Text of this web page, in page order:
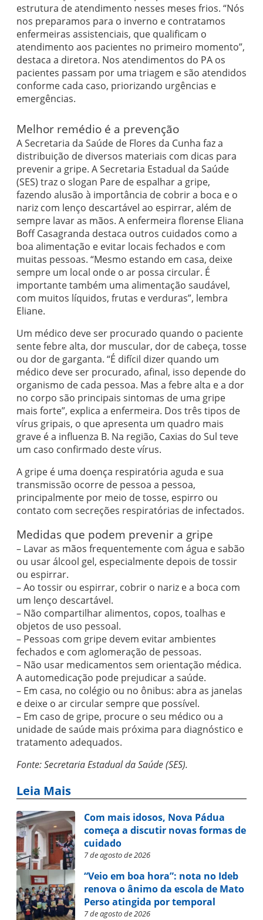
estrutura de atendimento nesses meses frios. “Nós
nos preparamos para o inverno e contratamos
enfermeiras assistenciais, que qualificam o
atendimento aos pacientes no primeiro momento”,
destaca a diretora. Nos atendimentos do PA os
pacientes passam por uma triagem e são atendidos
conforme cada caso, priorizando urgências e
emergências.
Melhor remédio é a prevenção
A Secretaria da Saúde de Flores da Cunha faz a
distribuição de diversos materiais com dicas para
prevenir a gripe. A Secretaria Estadual da Saúde
(SES) traz o slogan Pare de espalhar a gripe,
fazendo alusão à importância de cobrir a boca e o
nariz com lenço descartável ao espirrar, além de
sempre lavar as mãos. A enfermeira florense Eliana
Boff Casagranda destaca outros cuidados como a
boa alimentação e evitar locais fechados e com
muitas pessoas. “Mesmo estando em casa, deixe
sempre um local onde o ar possa circular. É
importante também uma alimentação saudável,
com muitos líquidos, frutas e verduras”, lembra
Eliane.
Um médico deve ser procurado quando o paciente
sente febre alta, dor muscular, dor de cabeça, tosse
ou dor de garganta. “É difícil dizer quando um
médico deve ser procurado, afinal, isso depende do
organismo de cada pessoa. Mas a febre alta e a dor
no corpo são principais sintomas de uma gripe
mais forte”, explica a enfermeira. Dos três tipos de
vírus gripais, o que apresenta um quadro mais
grave é a influenza B. Na região, Caxias do Sul teve
um caso confirmado deste vírus.
A gripe é uma doença respiratória aguda e sua
transmissão ocorre de pessoa a pessoa,
principalmente por meio de tosse, espirro ou
contato com secreções respiratórias de infectados.
Medidas que podem prevenir a gripe
– Lavar as mãos frequentemente com água e sabão
ou usar álcool gel, especialmente depois de tossir
ou espirrar.
– Ao tossir ou espirrar, cobrir o nariz e a boca com
um lenço descartável.
– Não compartilhar alimentos, copos, toalhas e
objetos de uso pessoal.
– Pessoas com gripe devem evitar ambientes
fechados e com aglomeração de pessoas.
– Não usar medicamentos sem orientação médica.
A automedicação pode prejudicar a saúde.
– Em casa, no colégio ou no ônibus: abra as janelas
e deixe o ar circular sempre que possível.
– Em caso de gripe, procure o seu médico ou a
unidade de saúde mais próxima para diagnóstico e
tratamento adequados.
Fonte: Secretaria Estadual da Saúde (SES).
Leia Mais
Com mais idosos, Nova Pádua
começa a discutir novas formas de
cuidado
7 de agosto de 2026
“Veio em boa hora”: nota no Ideb
renova o ânimo da escola de Mato
Perso atingida por temporal
7 de agosto de 2026